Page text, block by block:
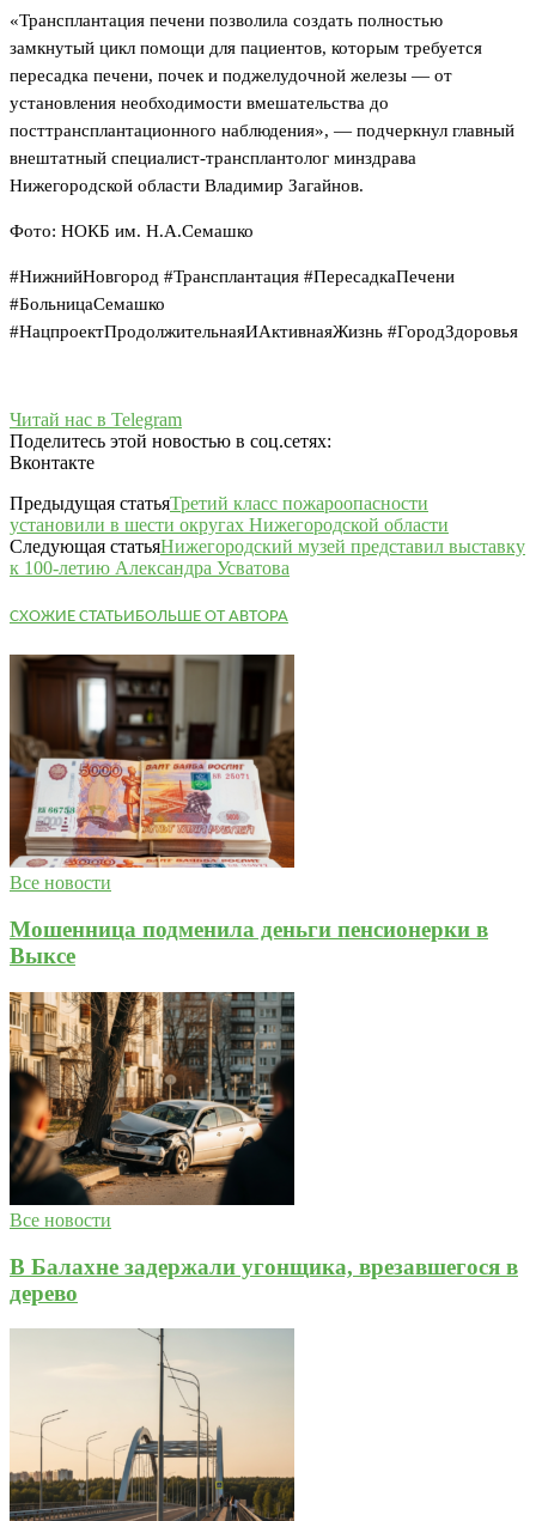
«Трансплантация печени позволила создать полностью
замкнутый цикл помощи для пациентов, которым требуется
пересадка печени, почек и поджелудочной железы — от
установления необходимости вмешательства до
посттрансплантационного наблюдения», — подчеркнул главный
внештатный специалист-трансплантолог минздрава
Нижегородской области Владимир Загайнов.
Фото: НОКБ им. Н.А.Семашко
#НижнийНовгород #Трансплантация #ПересадкаПечени
#БольницаСемашко
#НацпроектПродолжительнаяИАктивнаяЖизнь #ГородЗдоровья
Читай нас в Telegram
Поделитесь этой новостью в соц.сетях:
Вконтакте
Предыдущая статьяТретий класс пожароопасности
установили в шести округах Нижегородской области
Следующая статьяНижегородский музей представил выставку
к 100-летию Александра Усватова
СХОЖИЕ СТАТЬИБОЛЬШЕ ОТ АВТОРА
Все новости
Мошенница подменила деньги пенсионерки в
Выксе
Все новости
В Балахне задержали угонщика, врезавшегося в
дерево